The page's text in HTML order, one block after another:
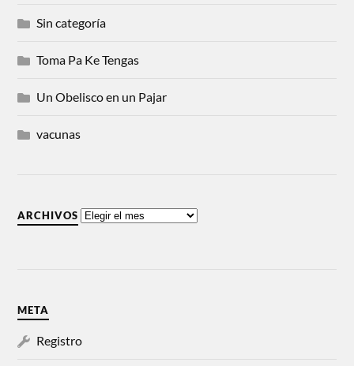
Sin categoría
Toma Pa Ke Tengas
Un Obelisco en un Pajar
vacunas
ARCHIVOS
META
Registro